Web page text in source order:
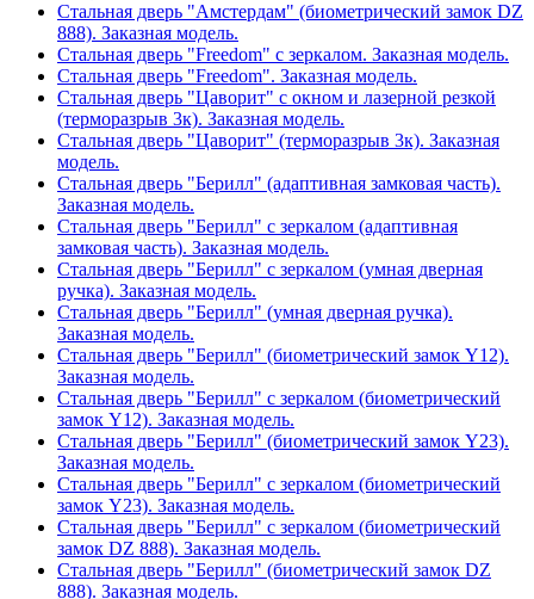
Стальная дверь "Амстердам" (биометрический замок DZ
888). Заказная модель.
Стальная дверь "Freedom" с зеркалом. Заказная модель.
Стальная дверь "Freedom". Заказная модель.
Стальная дверь "Цаворит" с окном и лазерной резкой
(терморазрыв 3к). Заказная модель.
Стальная дверь "Цаворит" (терморазрыв 3к). Заказная
модель.
Стальная дверь "Берилл" (адаптивная замковая часть).
Заказная модель.
Стальная дверь "Берилл" с зеркалом (адаптивная
замковая часть). Заказная модель.
Стальная дверь "Берилл" с зеркалом (умная дверная
ручка). Заказная модель.
Стальная дверь "Берилл" (умная дверная ручка).
Заказная модель.
Стальная дверь "Берилл" (биометрический замок Y12).
Заказная модель.
Стальная дверь "Берилл" с зеркалом (биометрический
замок Y12). Заказная модель.
Стальная дверь "Берилл" (биометрический замок Y23).
Заказная модель.
Стальная дверь "Берилл" с зеркалом (биометрический
замок Y23). Заказная модель.
Стальная дверь "Берилл" с зеркалом (биометрический
замок DZ 888). Заказная модель.
Стальная дверь "Берилл" (биометрический замок DZ
888). Заказная модель.